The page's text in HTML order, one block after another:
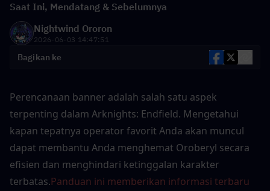
Saat Ini, Mendatang & Sebelumnya
Nightwind Ororon
2026-06-03 14:47:51
Bagikan ke
Perencanaan banner adalah salah satu aspek
terpenting dalam Arknights: Endfield. Mengetahui
kapan tepatnya operator favorit Anda akan muncul
dapat membantu Anda menghemat Oroberyl secara
efisien dan menghindari ketinggalan karakter
terbatas.Panduan ini memberikan informasi terbaru